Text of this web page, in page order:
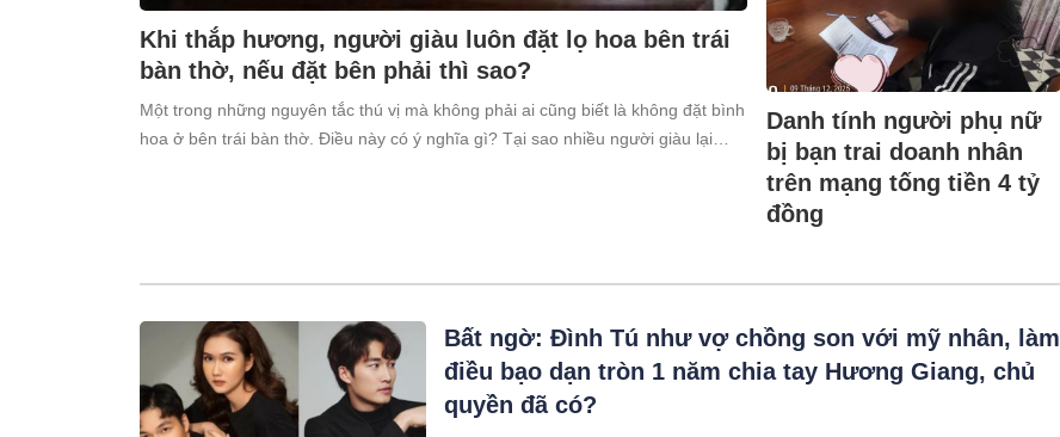
Khi thắp hương, người giàu luôn đặt lọ hoa bên trái
bàn thờ, nếu đặt bên phải thì sao?
Một trong những nguyên tắc thú vị mà không phải ai cũng biết là không đặt bình
hoa ở bên trái bàn thờ. Điều này có ý nghĩa gì? Tại sao nhiều người giàu lại
Danh tính người phụ nữ
bị bạn trai doanh nhân
trên mạng tống tiền 4 tỷ
đồng
Bất ngờ: Đình Tú như vợ chồng son với mỹ nhân, làm
điều bạo dạn tròn 1 năm chia tay Hương Giang, chủ
quyền đã có?